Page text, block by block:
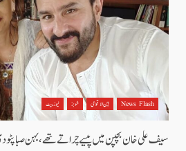
News Flash بین الاقوامی شوبز نیوز بیٹ
سیف علی خان بچپن میں پیسے چراتے تھے، بہن صبا